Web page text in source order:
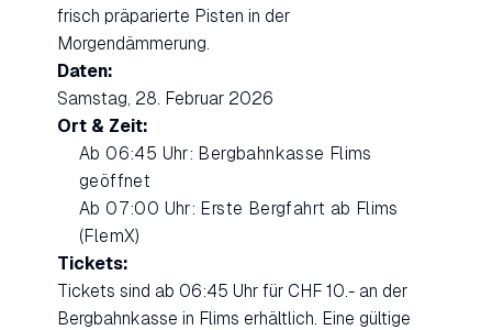
frisch präparierte Pisten in der
Morgendämmerung.
Daten:
Samstag, 28. Februar 2026
Ort & Zeit:
Ab 06:45 Uhr: Bergbahnkasse Flims
geöffnet
Ab 07:00 Uhr: Erste Bergfahrt ab Flims
(FlemX)
Tickets:
Tickets sind ab 06:45 Uhr für CHF 10.- an der
Bergbahnkasse in Flims erhältlich. Eine gültige